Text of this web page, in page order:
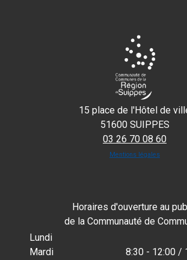
15 place de l'Hôtel de
51600 SUIPPES
03 26 70 08 60
Mentions légales
Horaires d'ouverture au
de la Communauté de
Lundi
Mardi
8:30 - 12:00 /